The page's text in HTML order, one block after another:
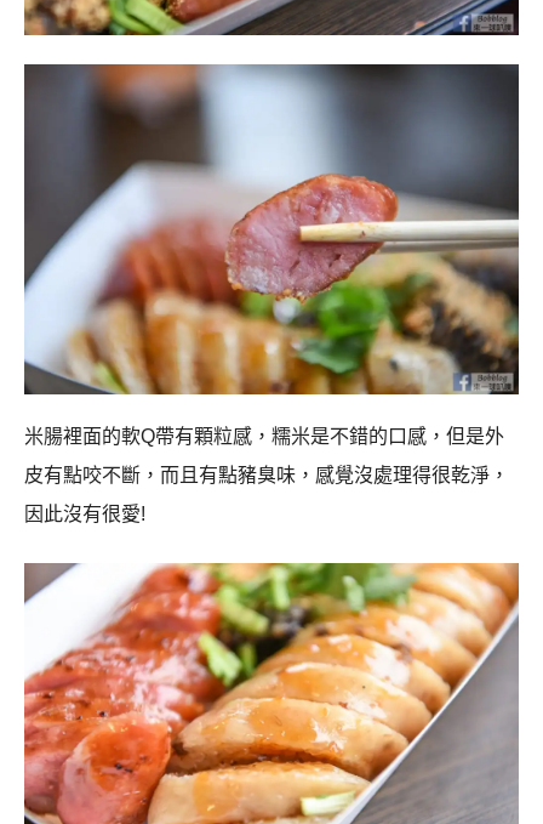
米腸裡面的軟Q帶有顆粒感，糯米是不錯的口感，但是外
皮有點咬不斷，而且有點豬臭味，感覺沒處理得很乾淨，
因此沒有很愛!